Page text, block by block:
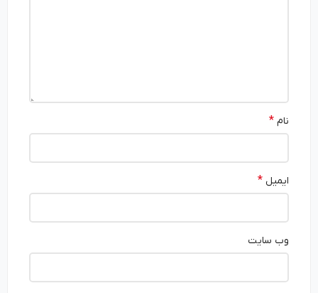
ایمیل*
وب‌ سایت